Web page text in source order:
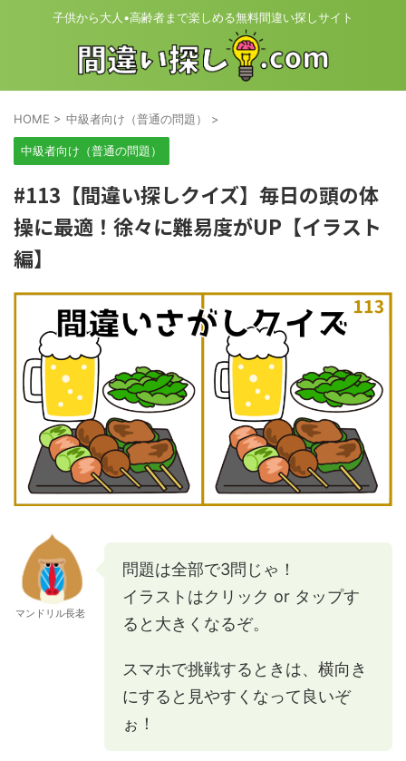
子供から大人•高齢者まで楽しめる無料間違い探しサイト
HOME > 中級者向け（普通の問題） >
中級者向け（普通の問題）
#113【間違い探しクイズ】毎日の頭の体
操に最適！徐々に難易度がUP【イラスト
編】
マンドリル長老
問題は全部で3問じゃ！
イラストはクリック or タップす
ると大きくなるぞ。
スマホで挑戦するときは、横向き
にすると見やすくなって良いぞ
ぉ！